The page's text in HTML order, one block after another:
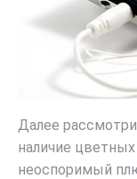
Далее
наличие
неоспоримый